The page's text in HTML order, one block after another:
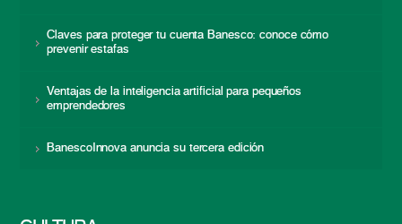
Claves para proteger tu cuenta Banesco: conoce cómo
prevenir estafas
Ventajas de la inteligencia artificial para pequeños
emprendedores
BanescoInnova anuncia su tercera edición